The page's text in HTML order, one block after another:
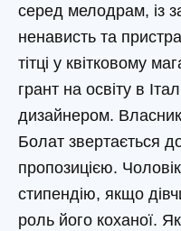
серед мелодрам, із
ненависть та
тітці у квітковому
грант на освіту в
дизайнером. Власник
Болат звертається
пропозицією.
стипендію, якщо
роль його коханої.